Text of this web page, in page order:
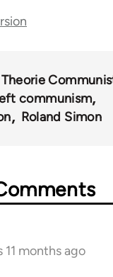
Theorie
communism
Roland Simon
11 months ago